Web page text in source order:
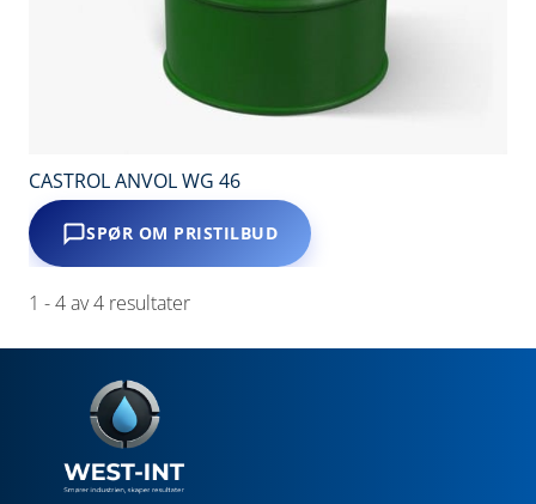
CASTROL ANVOL WG 46
SPØR OM PRISTILBUD
1 -4av4 resultater